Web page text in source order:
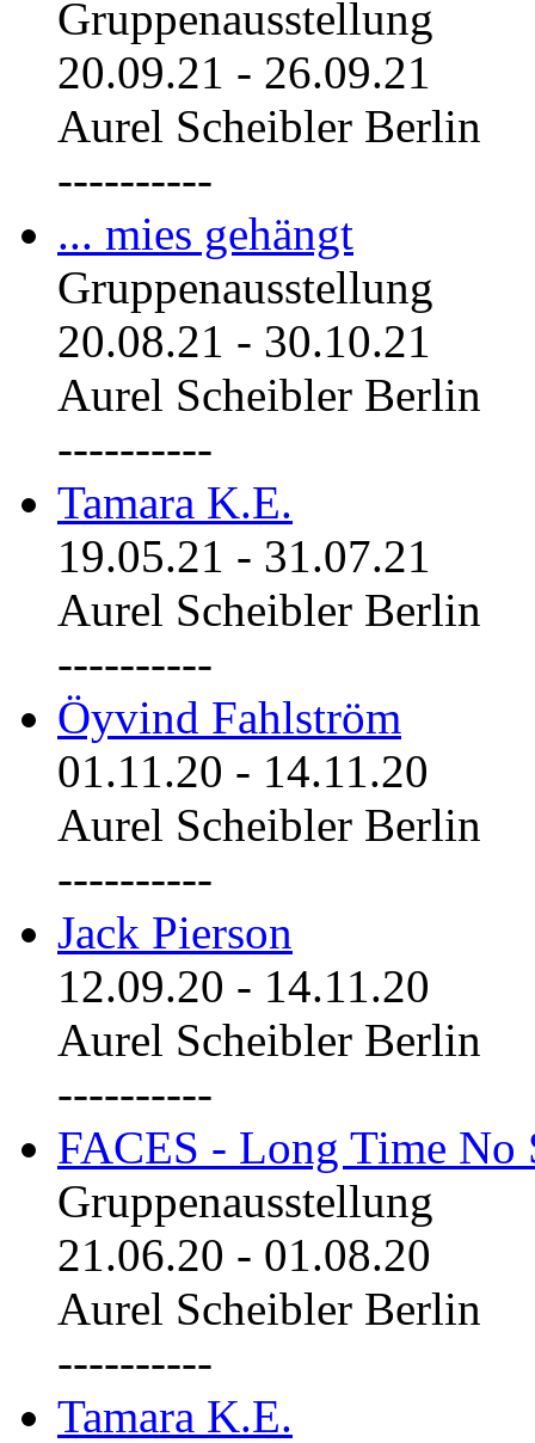
Gruppenausstellung
20.09.21 - 26.09.21
Aurel Scheibler Berlin
----------
... mies gehängt
Gruppenausstellung
20.08.21 - 30.10.21
Aurel Scheibler Berlin
----------
Tamara K.E.
19.05.21 - 31.07.21
Aurel Scheibler Berlin
----------
Öyvind Fahlström
01.11.20 - 14.11.20
Aurel Scheibler Berlin
----------
Jack Pierson
12.09.20 - 14.11.20
Aurel Scheibler Berlin
----------
FACES - Long Time No
Gruppenausstellung
21.06.20 - 01.08.20
Aurel Scheibler Berlin
----------
Tamara K.E.